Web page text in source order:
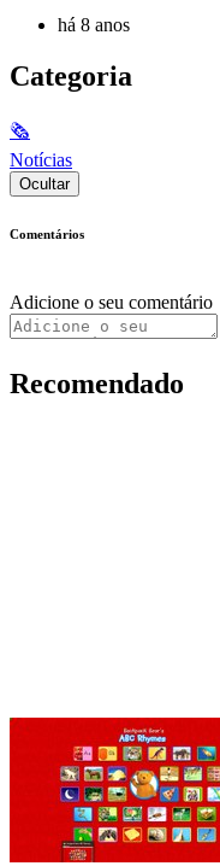
há 8 anos
Categoria
🗞
Notícias
Ocultar
Comentários
Adicione o seu comentário
Recomendado